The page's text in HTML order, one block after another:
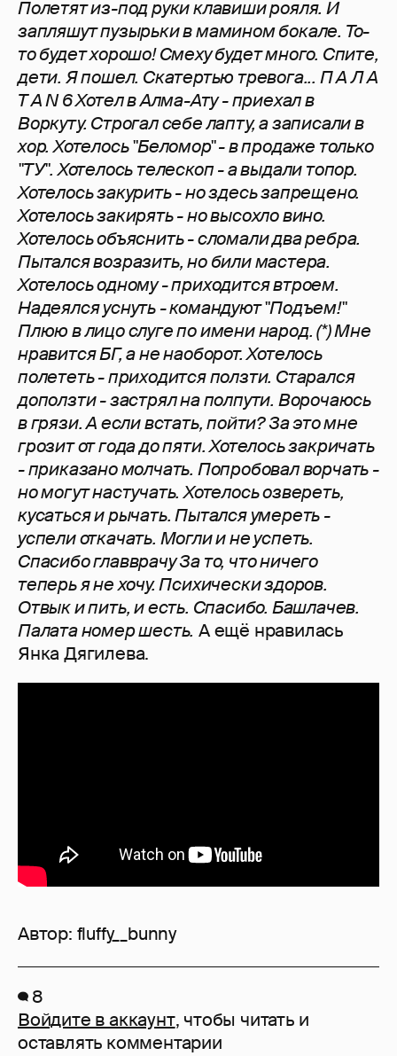
Полетят из-под руки клавиши рояля. И
запляшут пузырьки в мамином бокале. То-
то будет хорошо! Смеху будет много. Спите,
дети. Я пошел. Скатертью тревога... П А Л А
Т А N 6 Хотел в Алма-Ату - приехал в
Воркуту. Строгал себе лапту, а записали в
хор. Хотелось "Беломор" - в продаже только
"ТУ". Хотелось телескоп - а выдали топор.
Хотелось закурить - но здесь запрещено.
Хотелось закирять - но высохло вино.
Хотелось объяснить - сломали два ребра.
Пытался возразить, но били мастера.
Хотелось одному - приходится втроем.
Надеялся уснуть - командуют "Подъем!"
Плюю в лицо слуге по имени народ. (*) Мне
нравится БГ, а не наоборот. Хотелось
полететь - приходится ползти. Старался
доползти - застрял на полпути. Ворочаюсь
в грязи. А если встать, пойти? За это мне
грозит от года до пяти. Хотелось закричать
- приказано молчать. Попробовал ворчать -
но могут настучать. Хотелось озвереть,
кусаться и рычать. Пытался умереть -
успели откачать. Могли и не успеть.
Спасибо главврачу За то, что ничего
теперь я не хочу. Психически здоров.
Отвык и пить, и есть. Спасибо. Башлачев.
Палата номер шесть. А ещё нравилась
Янка Дягилева.
Автор: fluffy__bunny
8
Войдите в аккаунт, чтобы читать и
оставлять комментарии